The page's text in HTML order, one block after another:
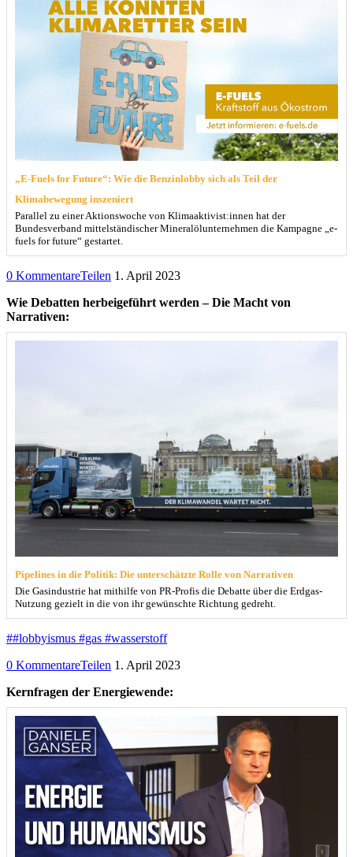
„E-Fuels for Future“: Wie die Benzinlobby sich als Teil der
Klimabewegung inszeniert
Parallel zu einer Aktionswoche von Klimaaktivist:innen hat der
Bundesverband mittelständischer Mineralölunternehmen die Kampagne „e-
fuels for future“ gestartet.
0 KommentareTeilen 1. April 2023
Wie Debatten herbeigeführt werden – Die Macht von
Narrativen:
Pipelines in die Politik: Die unterschätzte Rolle von Narrativen
Die Gasindustrie hat mithilfe von PR-Profis die Debatte über die Erdgas-
Nutzung gezielt in die von ihr gewünschte Richtung gedreht.
##lobbyismus #gas #wasserstoff
0 KommentareTeilen 1. April 2023
Kernfragen der Energiewende: